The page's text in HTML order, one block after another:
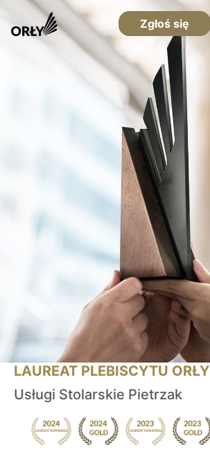
Zgłoś się
LAUREAT PLEBISCYTU ORŁY
Usługi Stolarskie Pietrzak